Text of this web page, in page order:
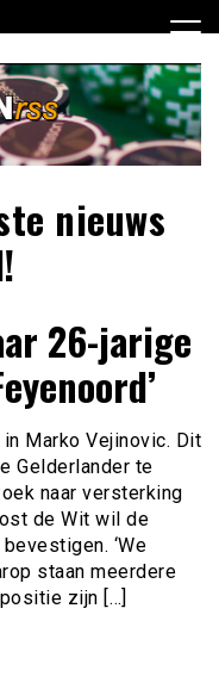
nieuws
26-jarige
Marko Vejinovic. Dit
Gelderlander te
naar versterking
de Wit wil de
‘We
staan meerdere
zijn […]